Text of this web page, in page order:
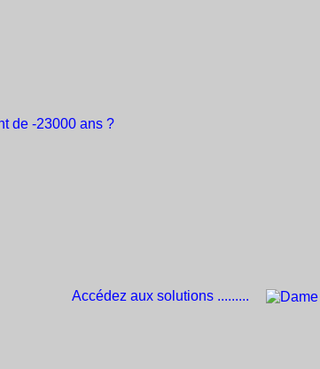
de -23000 ans ?
Accédez aux solutions .........